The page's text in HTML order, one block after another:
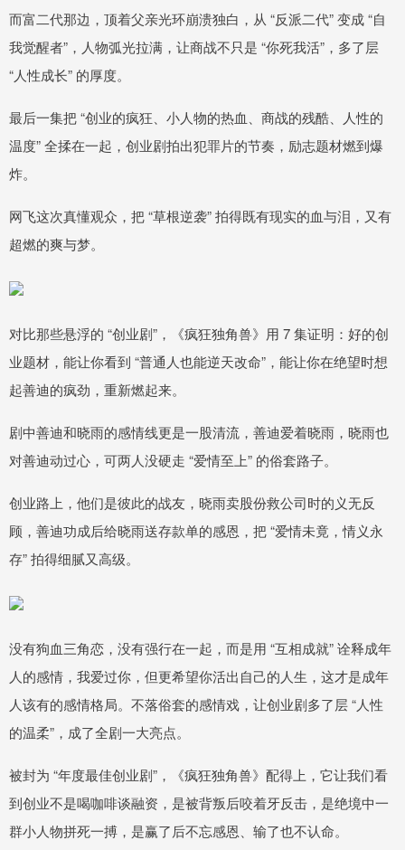
而富二代那边，顶着父亲光环崩溃独白，从 “反派二代” 变成 “自
我觉醒者”，人物弧光拉满，让商战不只是 “你死我活”，多了层
“人性成长” 的厚度。
最后一集把 “创业的疯狂、小人物的热血、商战的残酷、人性的
温度” 全揉在一起，创业剧拍出犯罪片的节奏，励志题材燃到爆
炸。
网飞这次真懂观众，把 “草根逆袭” 拍得既有现实的血与泪，又有
超燃的爽与梦。
对比那些悬浮的 “创业剧”，《疯狂独角兽》用 7 集证明：好的创
业题材，能让你看到 “普通人也能逆天改命”，能让你在绝望时想
起善迪的疯劲，重新燃起来。
剧中善迪和晓雨的感情线更是一股清流，善迪爱着晓雨，晓雨也
对善迪动过心，可两人没硬走 “爱情至上” 的俗套路子。
创业路上，他们是彼此的战友，晓雨卖股份救公司时的义无反
顾，善迪功成后给晓雨送存款单的感恩，把 “爱情未竟，情义永
存” 拍得细腻又高级。
没有狗血三角恋，没有强行在一起，而是用 “互相成就” 诠释成年
人的感情，我爱过你，但更希望你活出自己的人生，这才是成年
人该有的感情格局。不落俗套的感情戏，让创业剧多了层 “人性
的温柔”，成了全剧一大亮点。
被封为 “年度最佳创业剧”，《疯狂独角兽》配得上，它让我们看
到创业不是喝咖啡谈融资，是被背叛后咬着牙反击，是绝境中一
群小人物拼死一搏，是赢了后不忘感恩、输了也不认命。